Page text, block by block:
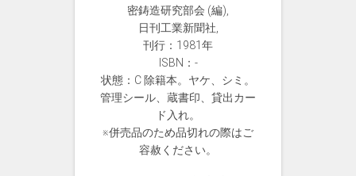
密鋳造研究部会 (編),
日刊工業新聞社,
刊行：1981年
ISBN：-
状態：C 除籍本。ヤケ、シミ。
管理シール、蔵書印、貸出カー
ド入れ。
※併売品のため品切れの際はご
容赦ください。